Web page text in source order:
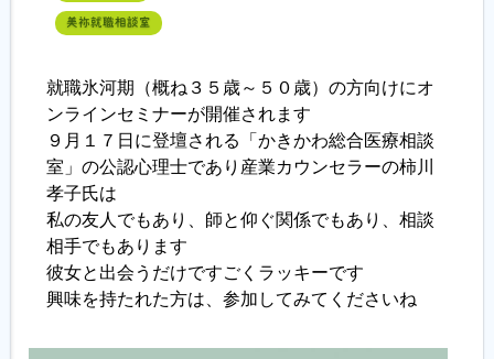
美祢就職相談室
就職氷河期（概ね３５歳～５０歳）の方向けにオ
ンラインセミナーが開催されます
９月１７日に登壇される「かきかわ総合医療相談
室」の公認心理士であり産業カウンセラーの柿川
孝子氏は
私の友人でもあり、師と仰ぐ関係でもあり、相談
相手でもあります
彼女と出会うだけですごくラッキーです
興味を持たれた方は、参加してみてくださいね